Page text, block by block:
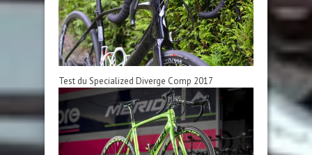
Test du Specialized Diverge Comp 2017